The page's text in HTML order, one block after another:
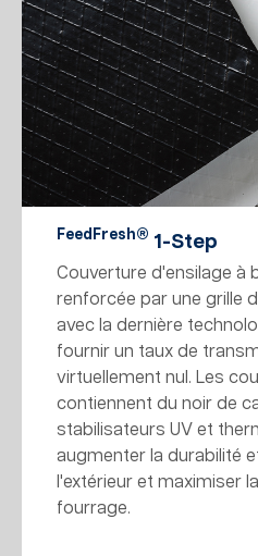
FeedFresh® 1-Step
Couverture d'ensilage à
renforcée par une grille
avec la dernière
fournir un taux de
virtuellement nul. Les
contiennent du noir de
stabilisateurs UV et
augmenter la durabilité
l'extérieur et maximiser
fourrage.